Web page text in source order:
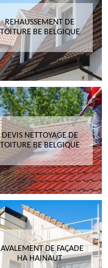
REHAUSSEMENT DE
TOITURE BE BELGIQUE
DEVIS NETTOYAGE DE
TOITURE BE BELGIQUE
DE FAÇADE
HA HAINAUT